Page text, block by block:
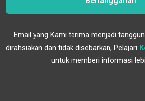
Email yang Kami terima menjadi
dirahsiakan dan tidak disebarkan, Pelajari
untuk memberi informasi